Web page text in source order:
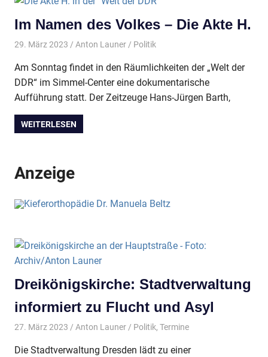
Im Namen des Volkes – Die Akte H.
29. März 2023 Anton Launer Politik
Am Sonntag findet in den Räumlichkeiten der „Welt der
DDR“ im Simmel-Center eine dokumentarische
Aufführung statt. Der Zeitzeuge Hans-Jürgen Barth,
WEITERLESEN
Anzeige
Dreikönigskirche: Stadtverwaltung
informiert zu Flucht und Asyl
27. März 2023 Anton Launer Politik, Termine
Die Stadtverwaltung Dresden lädt zu einer